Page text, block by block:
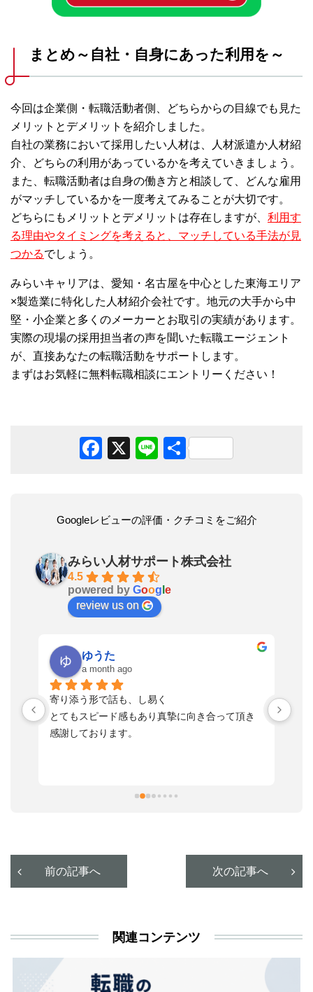
まとめ～自社・自身にあった利用を～
今回は企業側・転職活動者側、どちらからの目線でも見た
メリットとデメリットを紹介しました。
自社の業務において採用したい人材は、人材派遣か人材紹
介、どちらの利用があっているかを考えていきましょう。
また、転職活動者は自身の働き方と相談して、どんな雇用
がマッチしているかを一度考えてみることが大切です。
どちらにもメリットとデメリットは存在しますが、 利用す
る理由やタイミングを考えると、マッチしている手法が見
つかるでしょう。
みらいキャリアは、愛知・名古屋を中心とした東海エリア
×製造業に特化した人材紹介会社です。地元の大手から中
堅・小企業と多くのメーカーとお取引の実績があります。
実際の現場の採用担当者の声を聞いた転職エージェント
が、直接あなたの転職活動をサポートします。
まずはお気軽に無料転職相談にエントリーください！
Facebook
X Line共
Googleレビューの評価・クチコミをご紹介
みらい人材サポート株式会社
4.5
powered by Goog e
review us on
ゆうた
a month ago
寄り添う形で話も、し易く
とてもスピード感もあり真摯に向き合って頂き
感謝しております。
前の記事へ 次の記事へ
関連コンテンツ